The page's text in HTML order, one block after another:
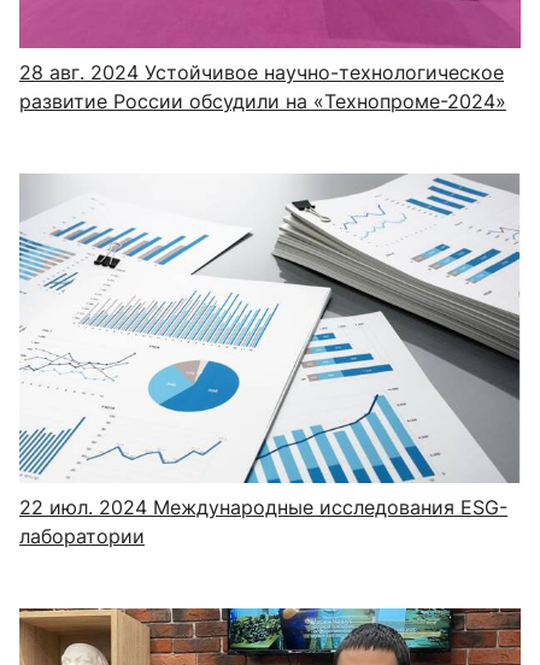
28 авг. 2024 Устойчивое научно-технологическое
развитие России обсудили на «Технопроме-2024»
22 июл. 2024 Международные исследования ESG-
лаборатории